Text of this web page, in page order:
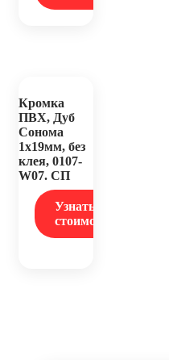
Кромка
ПВХ, Дуб
Сонома
1х19мм, без
клея, 0107-
W07. СП
Узнать
стоимость